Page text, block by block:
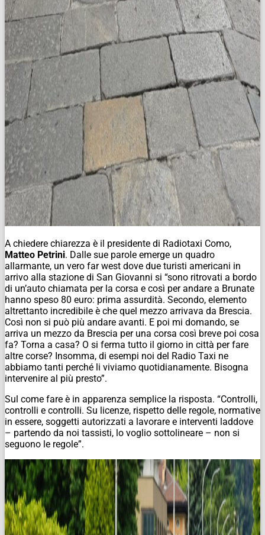
A chiedere chiarezza è il presidente di Radiotaxi Como,
Matteo Petrini. Dalle sue parole emerge un quadro
allarmante, un vero far west dove due turisti americani in
arrivo alla stazione di San Giovanni si “sono ritrovati a bordo
di un’auto chiamata per la corsa e così per andare a Brunate
hanno speso 80 euro: prima assurdità. Secondo, elemento
altrettanto incredibile è che quel mezzo arrivava da Brescia.
Così non si può più andare avanti. E poi mi domando, se
arriva un mezzo da Brescia per una corsa così breve poi cosa
fa? Torna a casa? O si ferma tutto il giorno in città per fare
altre corse? Insomma, di esempi noi del Radio Taxi ne
abbiamo tanti perché li viviamo quotidianamente. Bisogna
intervenire al più presto”.
Sul come fare è in apparenza semplice la risposta. “Controlli,
controlli e controlli. Su licenze, rispetto delle regole, normative
in essere, soggetti autorizzati a lavorare e interventi laddove
– partendo da noi tassisti, lo voglio sottolineare – non si
seguono le regole”.